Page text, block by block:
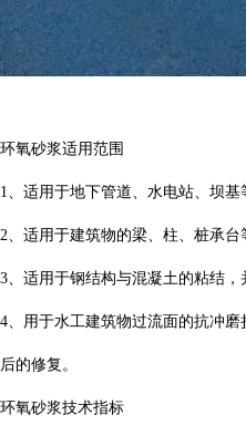
环氧砂浆适用范围
1、适用于地下管道、水电站、坝基
2、适用于建筑物的梁、柱、桩承台
3、适用于钢结构与混凝土的粘结，
4、用于水工建筑物过流面的抗冲
后的修复。
环氧砂浆技术指标